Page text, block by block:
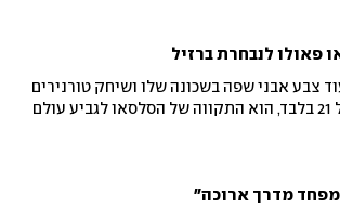
שבין ראשון לשני בבוסטון
פאולו לנבחרת ברזיל
צבע אבני שפה בשכונה שלו ושיחק טורנירים
כשהפרס היה פחית משקה. עכשיו, בגיל 21 בלבד, הוא התקווה של הסלסאו לגביע עולם
מדרך ארוכה"